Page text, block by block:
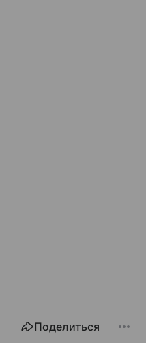
Поделиться